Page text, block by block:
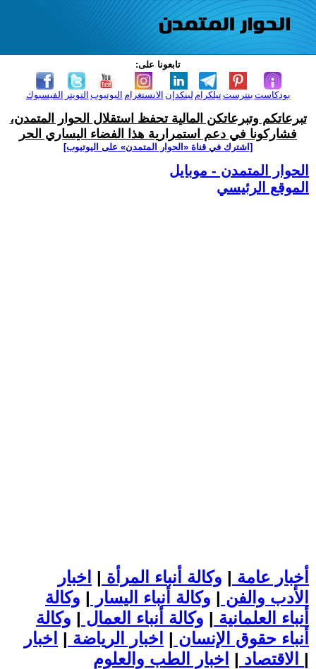
تابعونا على:
الفيسبوك التويتر اليوتيوب الانستغرام لينكدإن تيلكرامبنترست بودكاست
تبرعاتكم وتبرعاتكن المالية تحفظ استقلال الحوار المتمدن،
فشاركونا في دعم استمرارية هذا الفضاء اليساري الحر
[اشترك في قناة ‫«الحوار المتمدن» على اليوتيوب]
الحوار المتمدن - موبايل
الموقع الرئيسي
أخبار عامة | وكالة أنباء المرأة | اخبار
الأدب والفن | وكالة أنباء اليسار | وكالة
أنباء العلمانية | وكالة أنباء العمال | وكالة
أنباء حقوق الإنسان | اخبار الرياضة | اخبار
الاقتصاد | |